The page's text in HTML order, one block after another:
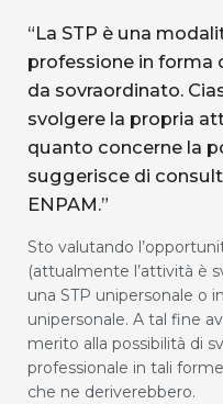
“La STP è una
professione in
da sovraordinato.
svolgere la propria
quanto concerne la
suggerisce di
ENPAM.”
Sto valutando
(attualmente l’attività è
una STP unipersonale o
unipersonale. A tal fine
merito alla possibilità di
professionale in tali
che ne deriverebbero.